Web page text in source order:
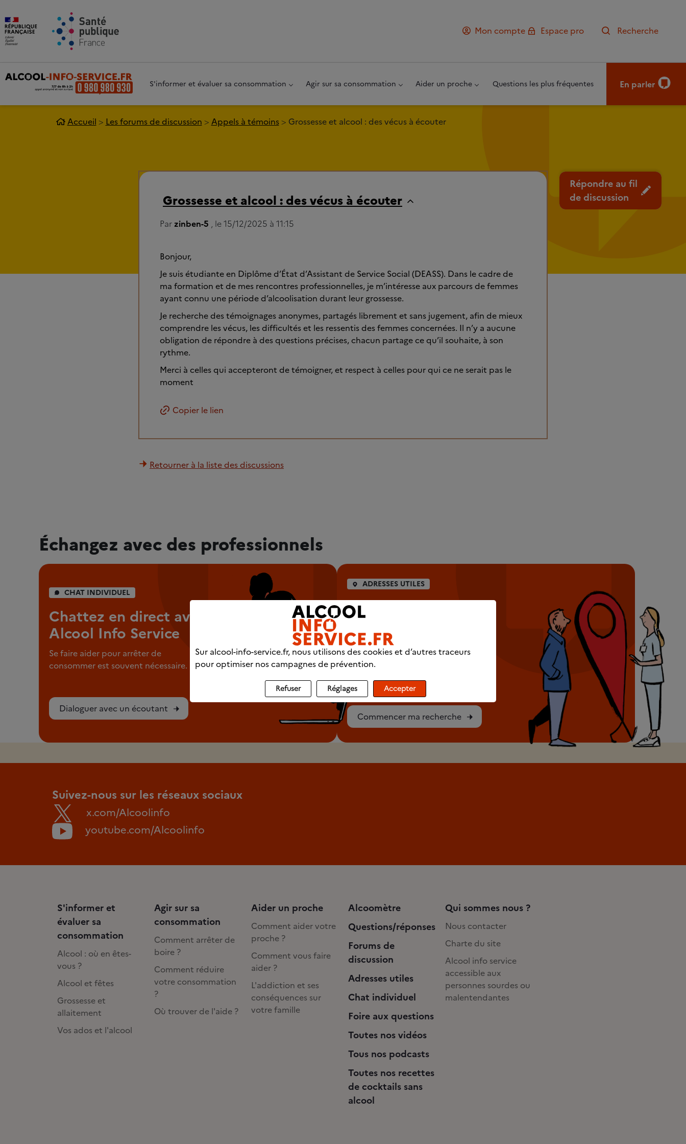
Mon compte
Espace pro Recherche
S'informer et évaluer sa consommation Agir sur sa consommation Aider un proche Questions les plus fréquentes En parler
Accueil Les forums de discussion Appels à témoins Grossesse et alcool : des vécus à écouter
Répondre au fil
de discussion
Grossesse et alcool : des vécus à écouter
Par zinben-5 , le 15/12/2025 à 11:15
Bonjour,
Je suis étudiante en Diplôme d’État d’Assistant de Service Social (DEASS). Dans le cadre de
ma formation et de mes rencontres professionnelles, je m’intéresse aux parcours de femmes
ayant connu une période d’alcoolisation durant leur grossesse.
Je recherche des témoignages anonymes, partagés librement et sans jugement, afin de mieux
comprendre les vécus, les difficultés et les ressentis des femmes concernées. Il n’y a aucune
obligation de répondre à des questions précises, chacun partage ce qu’il souhaite, à son
rythme.
Merci à celles qui accepteront de témoigner, et respect à celles pour qui ce ne serait pas le
moment
Copier le lien
Retourner à la liste des discussions
Échangez avec des professionnels
CHAT INDIVIDUEL
Chattez en direct avec
Alcool Info Service
Se faire aider pour arrêter de
consommer est souvent nécessaire.
Dialoguer avec un écoutant
ADRESSES UTILES
Trouver un
professionnel près de
chez vous
Se faire aider pour arrêter de
Commencer ma recherche
Suivez-nous sur les réseaux sociaux
x.com/Alcoolinfo
youtube.com/Alcoolinfo
S'informer et
évaluer sa
consommation
Alcool : où en êtes-
vous ?
Alcool et fêtes
Grossesse et
allaitement
Vos ados et l'alcool
Agir sur sa
consommation
Comment arrêter de
boire ?
Comment réduire
votre consommation
?
Où trouver de l'aide ?
Aider un proche
Comment aider votre
proche ?
Comment vous faire
aider ?
L'addiction et ses
conséquences sur
votre famille
Alcoomètre
Questions/réponses
Forums de
discussion
Adresses utiles
Chat individuel
Foire aux questions
Toutes nos vidéos
Tous nos podcasts
Toutes nos recettes
de cocktails sans
alcool
Qui sommes nous ?
Nous contacter
Charte du site
Alcool info service
accessible aux
personnes sourdes ou
malentendantes
Sur alcool-info-service.fr, nous utilisons des cookies et d’autres traceurs
pour optimiser nos campagnes de prévention.
Refuser Réglages Accepter